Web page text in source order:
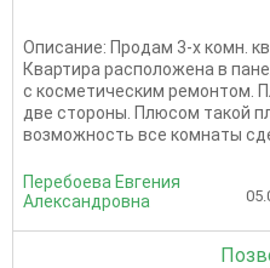
Описание: Продам 3-х комн.
Квартира расположена в
с косметическим ремонтом.
две стороны. Плюсом такой
возможность все комнаты
Перебоева Евгения
Александровна